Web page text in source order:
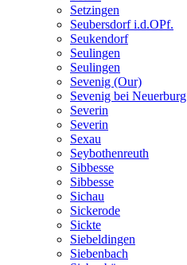
Setzingen
Seubersdorf i.d.OPf.
Seukendorf
Seulingen
Seulingen
Sevenig (Our)
Sevenig bei Neuerburg
Severin
Severin
Sexau
Seybothenreuth
Sibbesse
Sibbesse
Sichau
Sickerode
Sickte
Siebeldingen
Siebenbach